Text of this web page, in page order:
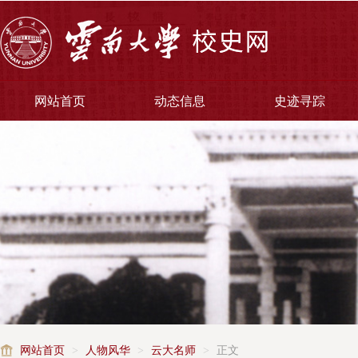
网站首页 动态信息 史迹寻踪
网站首页 > 人物风华 > 云大名师 > 正文